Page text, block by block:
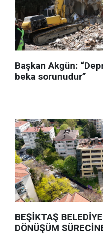
Başkan Akgün:
beka sorunudur”
BEŞİKTAŞ
DÖNÜŞÜM